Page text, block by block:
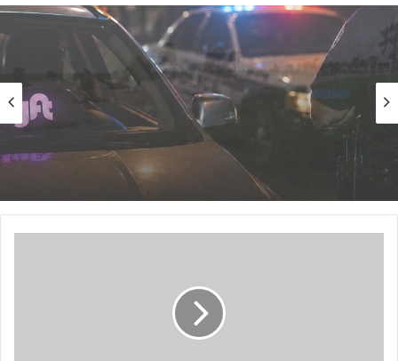
الأخبار
منذ 10 ساعات
الأخبار
منذ 18 ساعة
نيو أورلينز:سائق موريتاني يجد نفسه وسط عملية